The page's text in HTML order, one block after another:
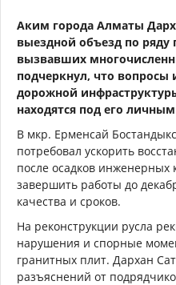
Аким города Алматы
выездной объезд по
вызвавших
подчеркнул, что вопросы
дорожной
находятся под его
В мкр. Ерменсай
потребовал ускорить
после осадков
завершить работы до
качества и сроков.
На реконструкции русла
нарушения и спорные
гранитных плит. Дархан
разъяснений от